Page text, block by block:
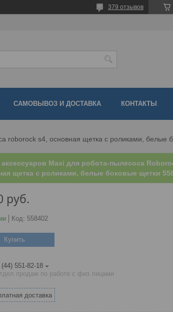
379 отзывов
САМОВЫВОЗ И ДОСТАВКА КОНТАКТЫ
roborock s4, основная щетка с роликами, белые
Maxi для робота-пылесоса
щетка с роликами, белые боковые щетки
руб.
Код: 558402
Купить
551-82-18
продаж по работе с физ лицами
доставка